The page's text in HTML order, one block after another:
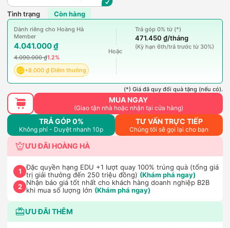
Tình trạng Còn hàng
Dành riêng cho Hoàng Hà
Member
4.041.000 ₫
4.090.000 ₫1.2%
+8.000 ₫ Điểm thưởng
Hoặc
Trả góp 0% từ (*)
471.450 ₫/tháng
(Kỳ hạn 6th/trả trước từ 30%)
(*) Giá đã quy đổi quà tặng (nếu có).
MUA NGAY
(Giao tận nhà hoặc nhận tại cửa hàng)
TRẢ GÓP 0%
Không phí - Duyệt nhanh 10p
TƯ VẤN TRỰC TIẾP
Chúng tôi sẽ gọi lại cho bạn
ƯU ĐÃI HOÀNG HÀ
1
Đặc quyền hạng EDU +1 lượt quay 100% trúng quà (tổng giá
trị giải thưởng đến 250 triệu đồng) (Khám phá ngay)
2 Nhận báo giá tốt nhất cho khách hàng doanh nghiệp B2B
khi mua số lượng lớn (Khám phá ngay)
ƯU ĐÃI THÊM